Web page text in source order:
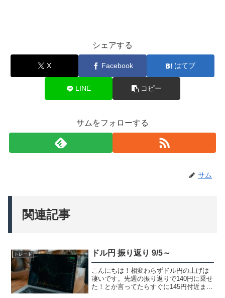
シェアする
X Facebook はてブ
LINE コピー
サムをフォローする
サム
関連記事
トレード ドル円 振り返り 9/5～
こんにちは！相変わらずドル円の上げは
凄いです。先週の振り返りで140円に乗せ
た！とか言ってたらすぐに145円付近ま